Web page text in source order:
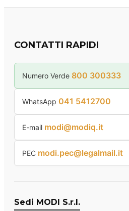
CONTATTI RAPIDI
Numero Verde 800 300333
WhatsApp 041 5412700
E-mail modi@modiq.it
PEC modi.pec@legalmail.it
Sedi MODI S.r.l.